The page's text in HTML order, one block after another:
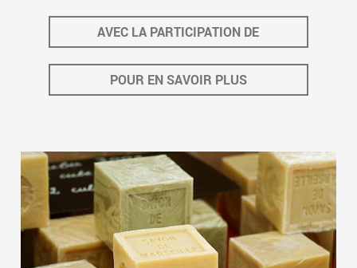
AVEC LA PARTICIPATION DE
POUR EN SAVOIR PLUS